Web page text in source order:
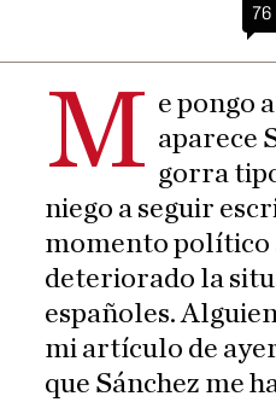
76
M e pongo
aparece
gorra
niego a seguir
momento político
deteriorado la
españoles.
mi artículo de
que Sánchez me